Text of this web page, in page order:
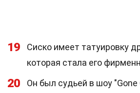
19
Сиско имеет татуировку
которая стала его
20
Он был судьей в шоу "Gone